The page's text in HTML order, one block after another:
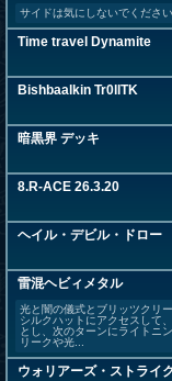
サイドは気にしないでください
Time travel Dynamite
Bishbaalkin Tr0llTK
暗黒界 デッキ
8.R-ACE 26.3.20
ヘイル・デビル・ドロー
雷混ヘビィメタル
光と闇の儀式とブリッツクリ
シルクハットにアクセスして
とし、次のターンにライトニ
リークや光...
ウォリアーズ・ストライ